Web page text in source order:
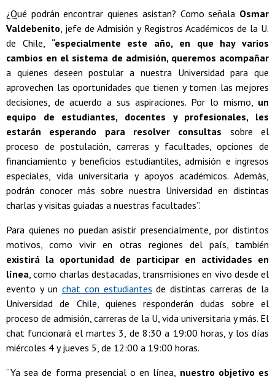
¿Qué podrán encontrar quienes asistan? Como señala Osmar
Valdebenito , jefe de Admisión y Registros Académicos de la U.
de Chile, “especialmente este año, en que hay varios
cambios en el sistema de admisión, queremos acompañar
a quienes deseen postular a nuestra Universidad para que
aprovechen las oportunidades que tienen y tomen las mejores
decisiones, de acuerdo a sus aspiraciones. Por lo mismo, un
equipo de estudiantes, docentes y profesionales, les
estarán esperando para resolver consultas sobre el
proceso de postulación, carreras y facultades, opciones de
financiamiento y beneficios estudiantiles, admisión e ingresos
especiales, vida universitaria y apoyos académicos. Además,
podrán conocer más sobre nuestra Universidad en distintas
charlas y visitas guiadas a nuestras facultades”.
Para quienes no puedan asistir presencialmente, por distintos
motivos, como vivir en otras regiones del país, también
existirá la oportunidad de participar en actividades en
línea , como charlas destacadas, transmisiones en vivo desde el
evento y un chat con estudiantes de distintas carreras de la
Universidad de Chile, quienes responderán dudas sobre el
proceso de admisión, carreras de la U, vida universitaria y más. El
chat funcionará el martes 3, de 8:30 a 19:00 horas, y los días
miércoles 4 y jueves 5, de 12:00 a 19:00 horas.
“Ya sea de forma presencial o en línea, nuestro objetivo es